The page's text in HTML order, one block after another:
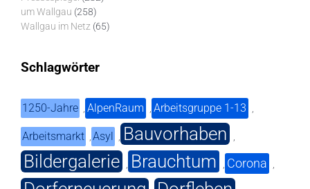
um Wallgau (258)
Wallgau im Netz (65)
Schlagwörter
1250-Jahre , AlpenRaum , Arbeitsgruppe 1-13 ,
Arbeitsmarkt ,Asyl , Bauvorhaben ,
Bildergalerie , Brauchtum , Corona ,